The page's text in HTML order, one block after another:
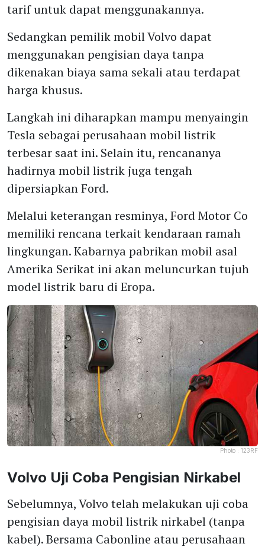
tarif untuk dapat menggunakannya.
Sedangkan pemilik mobil Volvo dapat
menggunakan pengisian daya tanpa
dikenakan biaya sama sekali atau terdapat
harga khusus.
Langkah ini diharapkan mampu menyaingin
Tesla sebagai perusahaan mobil listrik
terbesar saat ini. Selain itu, rencananya
hadirnya mobil listrik juga tengah
dipersiapkan Ford.
Melalui keterangan resminya, Ford Motor Co
memiliki rencana terkait kendaraan ramah
lingkungan. Kabarnya pabrikan mobil asal
Amerika Serikat ini akan meluncurkan tujuh
model listrik baru di Eropa.
Photo : 123RF
Volvo Uji Coba Pengisian Nirkabel
Sebelumnya, Volvo telah melakukan uji coba
pengisian daya mobil listrik nirkabel (tanpa
kabel). Bersama Cabonline atau perusahaan